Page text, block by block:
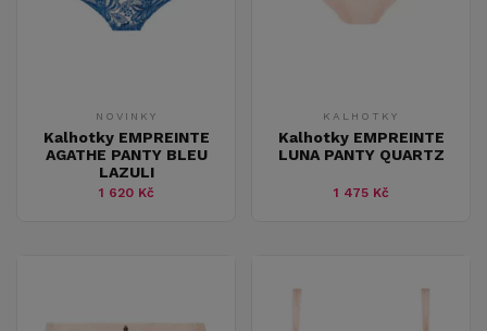
NOVINKY
Kalhotky EMPREINTE
AGATHE PANTY BLEU
LAZULI
1 620 Kč
KALHOTKY
Kalhotky EMPREINTE
LUNA PANTY QUARTZ
1 475 Kč